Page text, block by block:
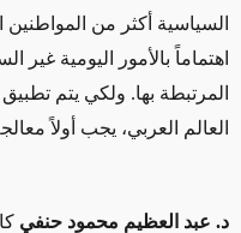
السياسية أكثر من المواطنين
اهتماماً بالأمور اليومية
المرتبطة بها. ولكي يتم
العالم العربي، يجب أولاً
د. عبد العظيم محمود حنفي